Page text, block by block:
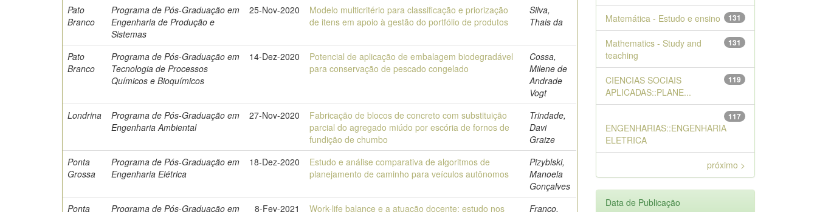
Pato
Branco
Programa de Pós-Graduação em
Engenharia de Produção e
Sistemas
25-Nov-2020
Modelo multicritério para classificação e priorização
de itens em apoio à gestão do portfólio de produtos
Silva,
Thais da
Pato
Branco
Programa de Pós-Graduação em
Tecnologia de Processos
Químicos e Bioquímicos
14-Dez-2020
Potencial de aplicação de embalagem biodegradável
para conservação de pescado congelado
Cossa,
Milene de
Andrade
Vogt
Londrina
Programa de Pós-Graduação em
Engenharia Ambiental
27-Nov-2020
Fabricação de blocos de concreto com substituição
parcial do agregado miúdo por escória de fornos de
fundição de chumbo
Trindade,
Davi
Graize
Ponta
Grossa
Programa de Pós-Graduação em
Engenharia Elétrica
18-Dez-2020
Estudo e análise comparativa de algoritmos de
planejamento de caminho para veículos autônomos
Pizyblski,
Manoela
Gonçalves
Ponta
Programa de Pós-Graduação em
8-Fev-2021
Work-life balance e a atuação docente: estudo nos
Franco,
131
Matemática - Estudo e ensino
131
Mathematics - Study and
teaching
119
CIENCIAS SOCIAIS
APLICADAS::PLANE...
117
ENGENHARIAS::ENGENHARIA
ELETRICA
próximo >
Data de Publicação